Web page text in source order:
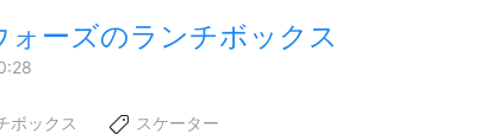
ォーズのランチボックス
ボックス スケーター